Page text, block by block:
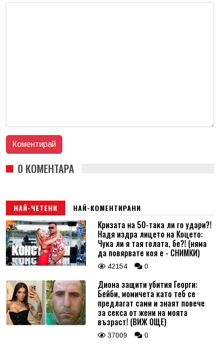
0 КОМЕНТАРА
НАЙ-ЧЕТЕНИ НАЙ-КОМЕНТИРАНИ
Кризата на 50-така ли го удари?!
Надя издра лицето на Коцето:
Чука ли я тая голата, бе?! (няма
да повярвате коя е - СНИМКИ)
42154 0
Диона защити убития Георги:
Бейби, момичета като теб се
предлагат сами и знаят повече
за секса от жени на моята
възраст! (ВИЖ ОЩЕ)
37009 0